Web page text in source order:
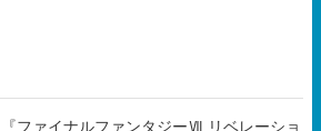
『ファイナルファンタジーⅦ リベレーショ